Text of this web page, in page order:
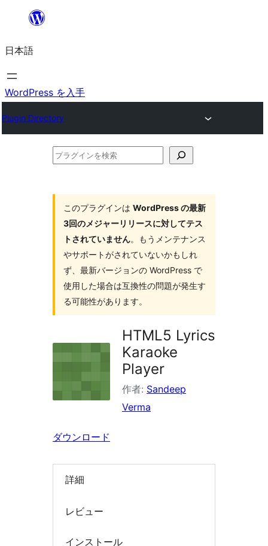
を
ス
キ
プ
日本語
WordPress を入手
Plugin Directory
プ
このプラグインは WordPress の最新
3回のメジャーリリースに対してテス
トされていません。もうメンテナンス
やサポートがされていないかもしれ
ず、最新バージョンの WordPress で
使用した場合は互換性の問題が発生す
る可能性があります。
HTML5 Lyrics
Karaoke
Player
作者: Sandeep
Verma
ダウンロード
詳細
レビュー
インストール